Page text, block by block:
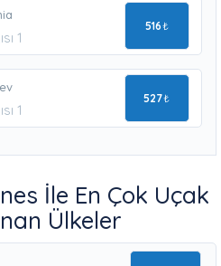
1
516₺
1
527₺
İle En Çok Uçak
Ülkeler